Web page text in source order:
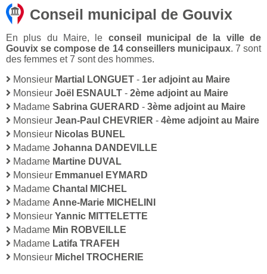
Conseil municipal de Gouvix
En plus du Maire, le conseil municipal de la ville de
Gouvix se compose de 14 conseillers municipaux. 7 sont
des femmes et 7 sont des hommes.
Monsieur Martial LONGUET - 1er adjoint au Maire
Monsieur Joël ESNAULT - 2ème adjoint au Maire
Madame Sabrina GUERARD - 3ème adjoint au Maire
Monsieur Jean-Paul CHEVRIER - 4ème adjoint au Maire
Monsieur Nicolas BUNEL
Madame Johanna DANDEVILLE
Madame Martine DUVAL
Monsieur Emmanuel EYMARD
Madame Chantal MICHEL
Madame Anne-Marie MICHELINI
Monsieur Yannic MITTELETTE
Madame Min ROBVEILLE
Madame Latifa TRAFEH
Monsieur Michel TROCHERIE